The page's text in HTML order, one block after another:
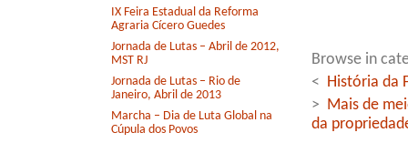
IX Feira Estadual da Reforma
Agraria Cícero Guedes
Jornada de Lutas – Abril de 2012,
MST RJ
Jornada de Lutas – Rio de
Janeiro, Abril de 2013
Marcha – Dia de Luta Global na
Cúpula dos Povos
Browse in
<
História da
>
Mais de
da